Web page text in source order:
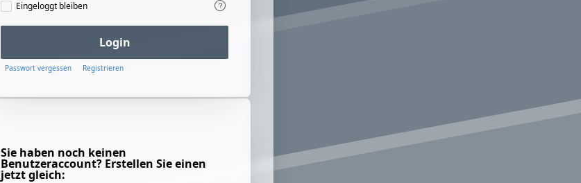
Eingeloggt
bleiben
Eingeloggt bleiben
Login
Passwort vergessen Registrieren
Sie haben noch keinen
Benutzeraccount? Erstellen Sie einen
jetzt gleich: